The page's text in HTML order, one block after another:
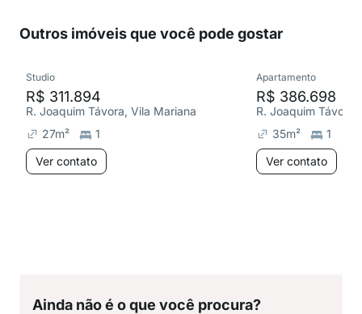
Outros imóveis que você pode gostar
Studio
R$ 311.894
R. Joaquim Távora, Vila Mariana
27m²
1
Ver contato
Apartamento
R$ 386.698
R. Joaquim
35m²
1
Ver contato
Ainda não é o que você procura?